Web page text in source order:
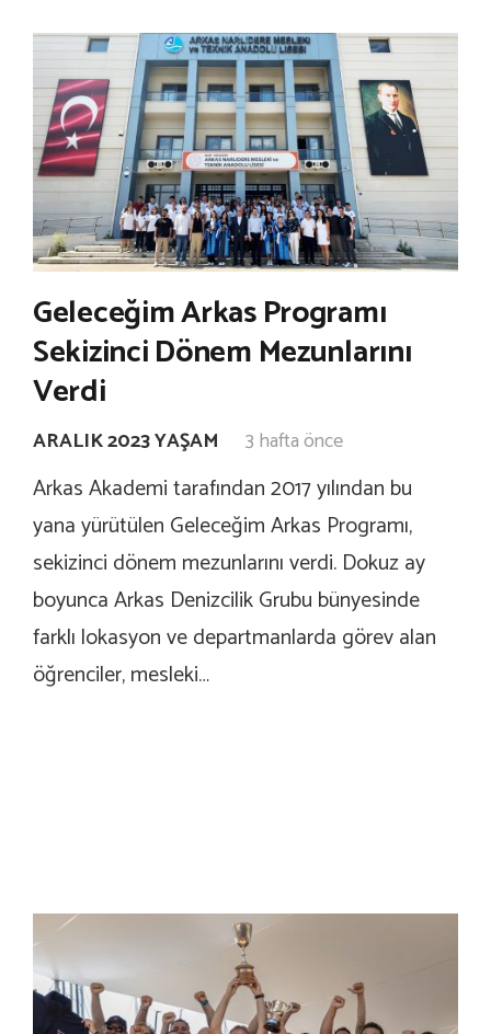
Geleceğim Arkas Programı
Sekizinci Dönem Mezunlarını
Verdi
ARALIK 2023 YAŞAM 3 hafta önce
Arkas Akademi tarafından 2017 yılından bu
yana yürütülen Geleceğim Arkas Programı,
sekizinci dönem mezunlarını verdi. Dokuz ay
boyunca Arkas Denizcilik Grubu bünyesinde
farklı lokasyon ve departmanlarda görev alan
öğrenciler, mesleki…